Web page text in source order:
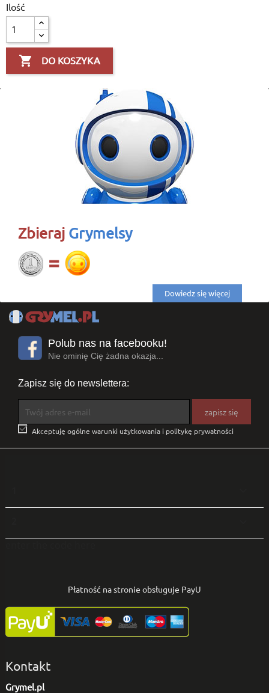
Ilość
 DO KOSZYKA
Zbieraj Grymelsy
Dowiedz się więcej
Polub nas na facebooku!
Nie ominię Cię żadna okazja...
Zapisz się do newslettera:
 Akceptuję ogólne warunki użytkowania i politykę prywatności
Płatność na stronie obsługuje PayU
Kontakt
Grymel.pl